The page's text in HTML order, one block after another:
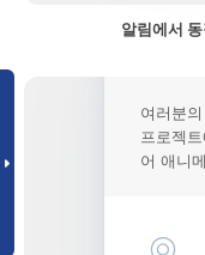
알림에서
여러분
프로젝
어 애니